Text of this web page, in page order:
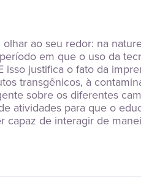
ao seu redor: na
em que o uso da
justifica o fato da
transgênicos, à
sobre os diferentes
atividades para que o
de interagir de